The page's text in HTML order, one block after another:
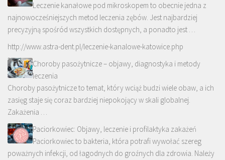
Leczenie kanałowe pod mikroskopem to obecnie jedna z
najnowocześniejszych metod leczenia zębów. Jest najbardziej
precyzyjną spośród wszystkich dostępnych, a ponadto jest …
http://www.astra-dent.pl/leczenie-kanalowe-katowice.php
Choroby pasożytnicze – objawy, diagnostyka i metody
leczenia
Choroby pasożytnicze to temat, który wciąż budzi wiele obaw, a ich
zasięg staje się coraz bardziej niepokojący w skali globalnej.
Zakażenia …
Paciorkowiec: Objawy, leczenie i profilaktyka zakażeń
Paciorkowiec to bakteria, która potrafi wywołać szereg
poważnych infekcji, od łagodnych do groźnych dla zdrowia. Należy